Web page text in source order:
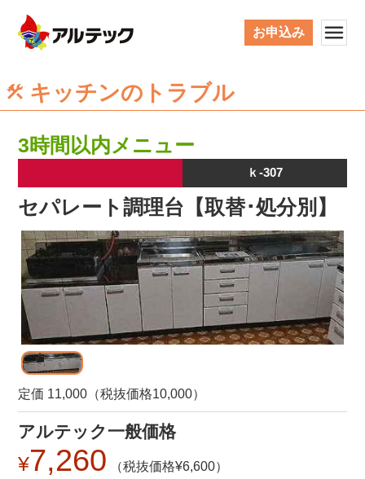
お申込み
キッチンのトラブル
3時間以内メニュー
ｋ-307
セパレート調理台【取替･処分別】
定価 11,000（税抜価格10,000）
アルテック一般価格
7,260 6,600